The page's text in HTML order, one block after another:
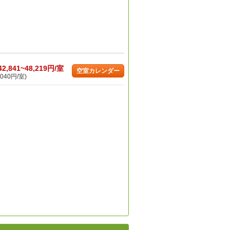
円/室
円/室)
空室カレンダー